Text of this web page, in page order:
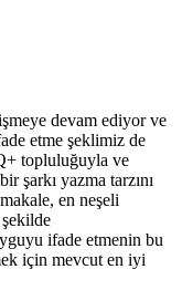
devam ediyor ve
etme şeklimiz de
topluluğuyla ve
şarkı yazma tarzını
en neşeli
ifade etmenin bu
için mevcut en iyi